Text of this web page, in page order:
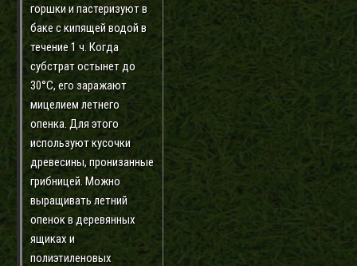
горшки и пастеризуют в
баке с кипящей водой в
течение 1 ч. Когда
субстрат остынет до
30°С, его заражают
мицелием летнего
опенка. Для этого
используют кусочки
древесины, пронизанные
грибницей. Можно
выращивать летний
опенок в деревянных
ящиках и
полиэтиленовых